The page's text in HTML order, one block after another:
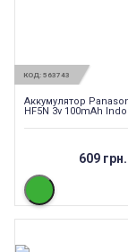
КОД: 563743
Аккумулятор
HF5N 3v 100mAh
609 грн.